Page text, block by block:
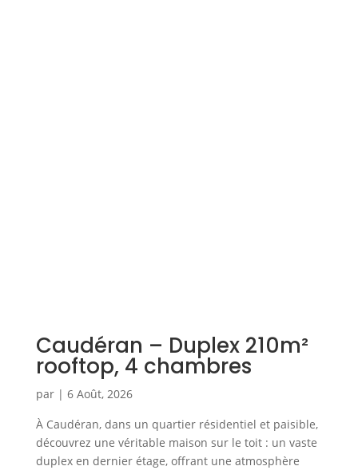
Caudéran – Duplex 210m²
rooftop, 4 chambres
par | 6 Août, 2026
À Caudéran, dans un quartier résidentiel et paisible,
découvrez une véritable maison sur le toit : un vaste
duplex en dernier étage, offrant une atmosphère